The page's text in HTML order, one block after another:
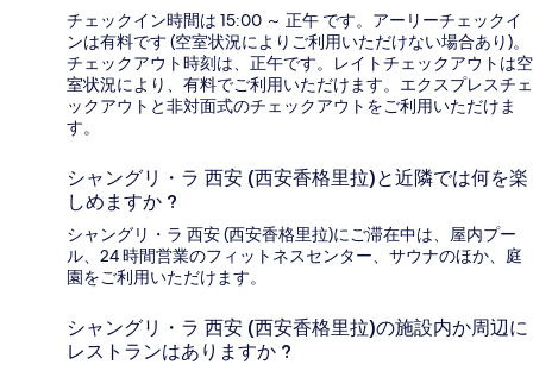
チェックイン時間は 15:00 ～ 正午 です。アーリーチェックイ
ンは有料です (空室状況によりご利用いただけない場合あり)。
チェックアウト時刻は、正午です。レイトチェックアウトは空
室状況により、有料でご利用いただけます。エクスプレスチェ
ックアウトと非対面式のチェックアウトをご利用いただけま
す。
シャングリ・ラ 西安 (西安香格里拉)と近隣では何を楽
しめますか ?
シャングリ・ラ 西安 (西安香格里拉)にご滞在中は、屋内プー
ル、24 時間営業のフィットネスセンター、サウナのほか、庭
園をご利用いただけます。
シャングリ・ラ 西安 (西安香格里拉)の施設内か周辺に
レストランはありますか ?